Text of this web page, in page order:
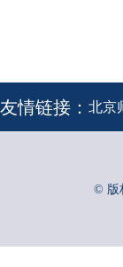
友情链接： 北京
© 版